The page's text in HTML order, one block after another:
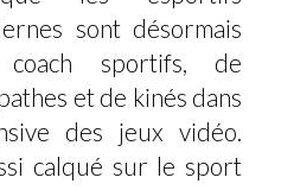
sont désormais
coach sportifs, de
et de kinés dans
des jeux vidéo.
calqué sur le sport